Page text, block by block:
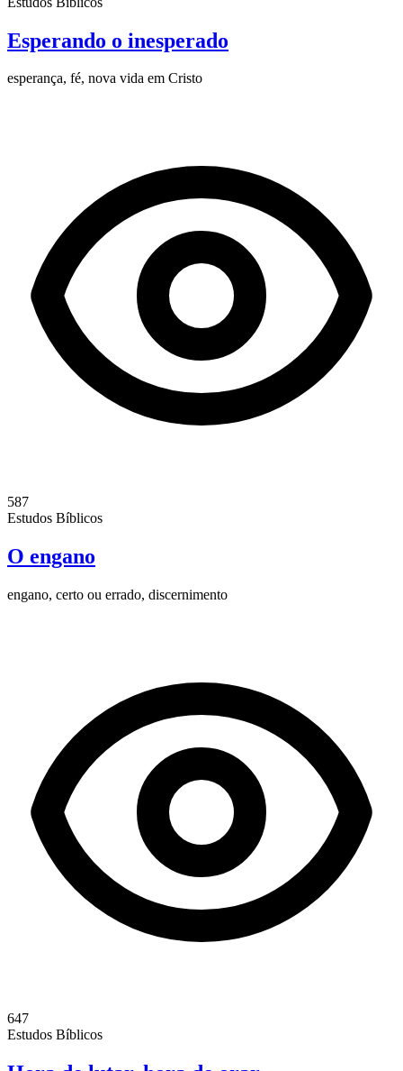
Esperando o inesperado
esperança, fé, nova vida em Cristo
587
Estudos Bíblicos
O engano
engano, certo ou errado, discernimento
647
Estudos Bíblicos